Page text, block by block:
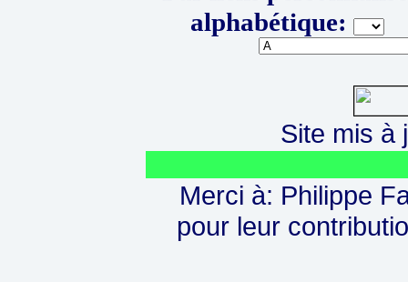
alphabétique:
Site mis à
Merci à: Philippe
pour leur